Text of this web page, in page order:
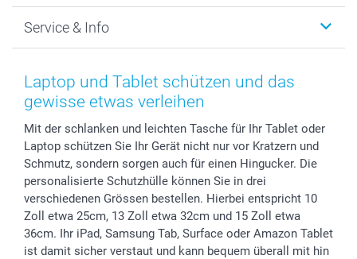
Fotoabzüge, Fotos als Buch & Poster
Zubehör & Material
Foto-Kalender & Agenden
Geschenk-Gutscheine (PDF)
Datenschutz
AGB
Impressum
Partnerprogramme
Investor Relations
B2B smartbusiness
Widerrufsrecht
Neujahr
Muttertag
Vatertag
Hochzeit
Geburtstag
Geburt
Zu allen Anlässen
Service & Info
Preise und Versandkosten
Lieferfristen
Zahlungsmöglichkeiten
Anmelden /Registrieren
Sitemap
Status der Bestellung
smartfriends
smartgarantie
Laptop und Tablet schützen und das
gewisse etwas verleihen
Mit der schlanken und leichten Tasche für Ihr Tablet oder
Laptop schützen Sie Ihr Gerät nicht nur vor Kratzern und
Schmutz, sondern sorgen auch für einen Hingucker. Die
personalisierte Schutzhülle können Sie in drei
verschiedenen Grössen bestellen. Hierbei entspricht 10
Zoll etwa 25cm, 13 Zoll etwa 32cm und 15 Zoll etwa
36cm. Ihr iPad, Samsung Tab, Surface oder Amazon Tablet
ist damit sicher verstaut und kann bequem überall mit hin